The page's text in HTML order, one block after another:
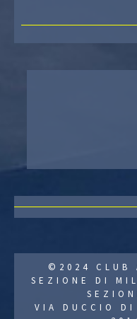
©2024 CLUB
SEZIONE DI
VIA DUCCIO